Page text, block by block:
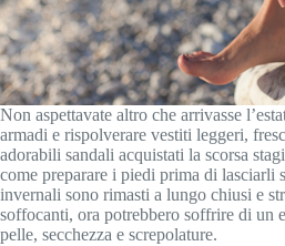
Non aspettavate altro che arrivasse
armadi e rispolverare vestiti leggeri,
adorabili sandali acquistati la scorsa
come preparare i piedi prima di lasciarli
invernali sono rimasti a lungo chiusi e
soffocanti, ora potrebbero soffrire di un
pelle, secchezza e screpolature.